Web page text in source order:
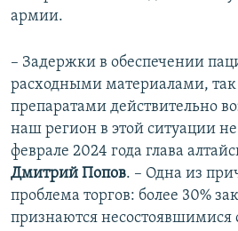
армии.
– Задержки в обеспечении
расходными материалами,
препаратами действительно
наш регион в этой ситуации
феврале 2024 года глава
Дмитрий Попов. – Одна из
проблема торгов: более 30%
признаются несостоявшимися